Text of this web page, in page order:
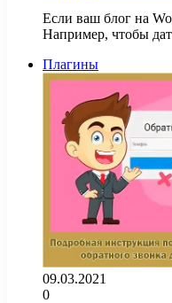
Если ваш блог на
Например, чтобы
Плагины
09.03.2021
0